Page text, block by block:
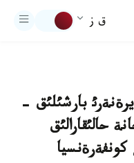
ق ز
بارشئلئق -
حالئقارالئق
كونفةرةنسيا